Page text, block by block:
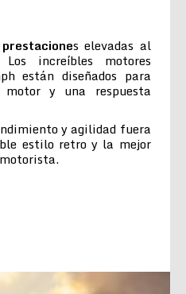
s elevadas al
increíbles motores
están diseñados para
y una respuesta
y agilidad fuera
estilo retro y la mejor